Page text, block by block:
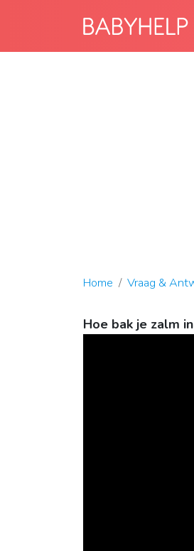
Home Vraag &
Hoe bak je zalm